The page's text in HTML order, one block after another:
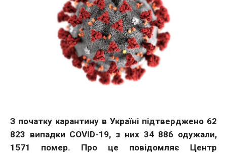
З початку карантину в Україні підтверджено 62
823 випадки COVID-19, з них 34 886 одужали,
1571 помер. Про це повідомляє Центр